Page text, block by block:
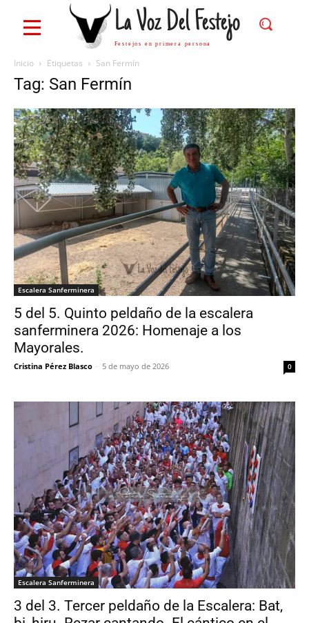
La Voz Del Festejo
Festejos en primera persona
Inicio Etiquetas San Fermín
Tag: San Fermín
Escalera Sanferminera
5 del 5. Quinto peldaño de la escalera
sanferminera 2026: Homenaje a los
Mayorales.
Cristina Pérez Blasco - 5 de mayo de 2026 0
Escalera Sanferminera
3 del 3. Tercer peldaño de la Escalera: Bat,